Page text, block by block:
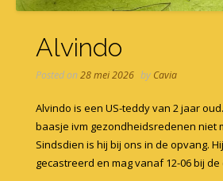
Alvindo
Posted on28 mei 2026 by Cavia
Alvindo is een US-teddy van 2 jaar
baasje ivm gezondheidsredenen niet
Sindsdien is hij bij ons in de opvang.
gecastreerd en mag vanaf 12-06 bij de